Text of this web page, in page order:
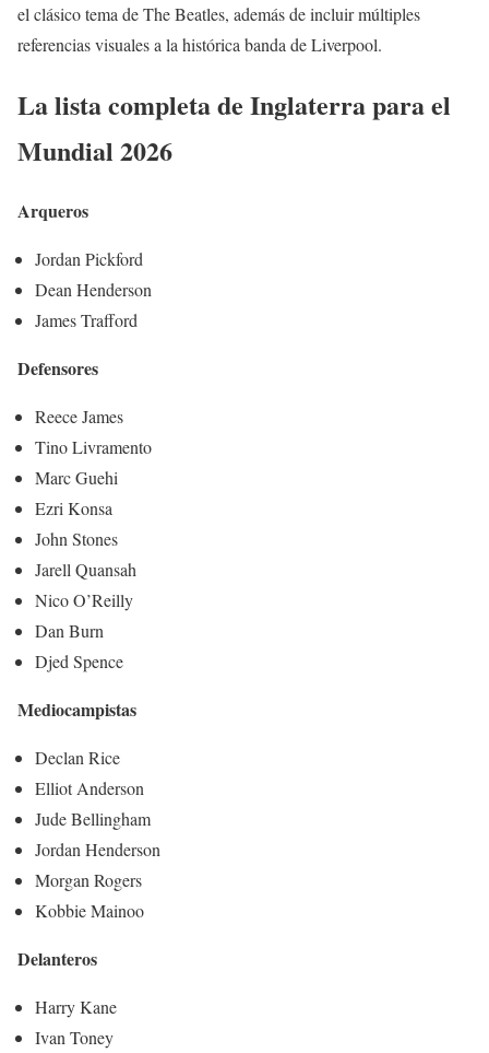
el clásico tema de The Beatles, además de incluir múltiples
referencias visuales a la histórica banda de Liverpool.
La lista completa de Inglaterra para el
Mundial 2026
Arqueros
Jordan Pickford
Dean Henderson
James Trafford
Defensores
Reece James
Tino Livramento
Marc Guehi
Ezri Konsa
John Stones
Jarell Quansah
Nico O’Reilly
Dan Burn
Djed Spence
Mediocampistas
Declan Rice
Elliot Anderson
Jude Bellingham
Jordan Henderson
Morgan Rogers
Kobbie Mainoo
Delanteros
Harry Kane
Ivan Toney